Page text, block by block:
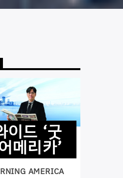
이드 ‘굿
메리카’
AMERICA